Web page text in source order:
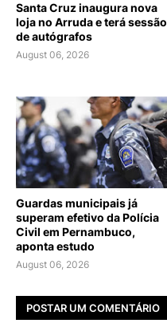
Santa Cruz inaugura nova
loja no Arruda e terá sessão
de autógrafos
August 06, 2026
Guardas municipais já
superam efetivo da Polícia
Civil em Pernambuco,
aponta estudo
August 06, 2026
POSTAR UM COMENTÁRIO